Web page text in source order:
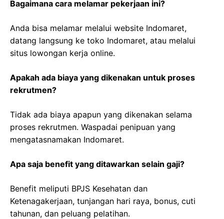
Bagaimana cara melamar pekerjaan ini?
Anda bisa melamar melalui website Indomaret,
datang langsung ke toko Indomaret, atau melalui
situs lowongan kerja online.
Apakah ada biaya yang dikenakan untuk proses
rekrutmen?
Tidak ada biaya apapun yang dikenakan selama
proses rekrutmen. Waspadai penipuan yang
mengatasnamakan Indomaret.
Apa saja benefit yang ditawarkan selain gaji?
Benefit meliputi BPJS Kesehatan dan
Ketenagakerjaan, tunjangan hari raya, bonus, cuti
tahunan, dan peluang pelatihan.